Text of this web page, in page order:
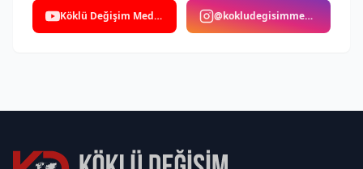
Köklü Değişim Medya @kokludegisimmedya